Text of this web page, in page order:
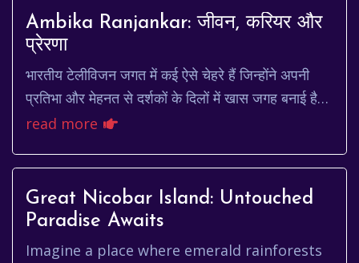
Ambika Ranjankar: जीवन, करियर और
प्रेरणा
भारतीय टेलीविजन जगत में कई ऐसे चेहरे हैं जिन्होंने अपनी
प्रतिभा और मेहनत से दर्शकों के दिलों में खास जगह बनाई है।
ऐसी ही एक कलाकार हैं ambika ranjanka...
read more
Great Nicobar Island: Untouched
Paradise Awaits
Imagine a place where emerald rainforests